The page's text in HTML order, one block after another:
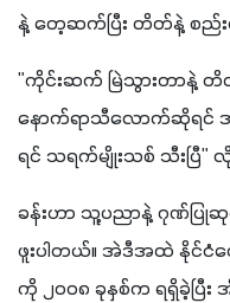
နဲ့ တေ့ဆက်ပြီး တိတ်နဲ့ စည်း
"ကိုင်းဆက် မြဲသွားတာနဲ့
နောက်ရာသီလောက်ဆိုရင်
ရင် သရက်မျိုးသစ် သီးပြီ"
ခန်းဟာ သူ့ပညာနဲ့ ဂုဏ်ပြု
ဖူးပါတယ်။ အဲဒီအထဲ နိုင်ငံ
ကို ၂၀၀၈ ခုနှစ်က ရရှိခဲ့ပြီ